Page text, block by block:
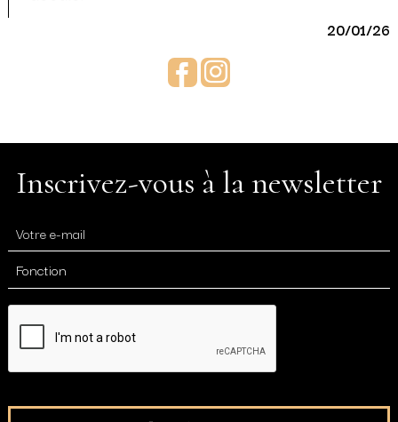
20/01/26
Facebook
Inscrivez-vous à la newsletter